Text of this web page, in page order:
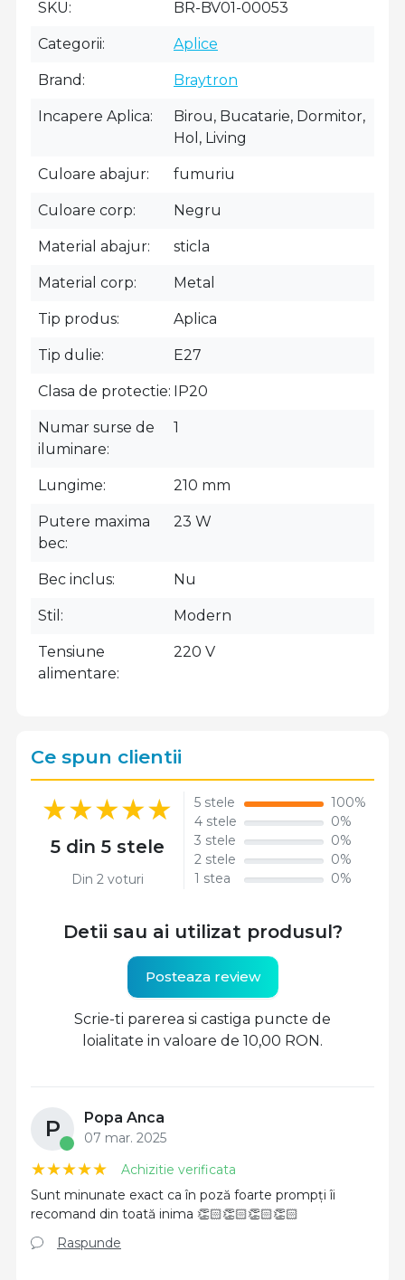
SKU BR-BV01-00053
Categorii Aplice
Brand Braytron
Incapere Aplica
Birou, Bucatarie, Dormitor,
Hol, Living
Culoare abajur fumuriu
Culoare corp Negru
Material abajur sticla
Material corp Metal
Tip produs Aplica
Tip dulie E27
Clasa de protectie IP20
Numar surse de
iluminare
1
Lungime 210 mm
Putere maxima
bec
23 W
Bec inclus Nu
Stil Modern
Tensiune
alimentare
220 V
Ce spun clientii
5 din 5 stele
Din 2 voturi
5 stele
100%
4 stele
0%
3 stele
0%
2 stele
0%
1 stea
0%
Detii sau ai utilizat produsul?
Posteaza review
Scrie-ti parerea si castiga puncte de
loialitate in valoare de 10,00 RON.
P Popa Anca
07 mar. 2025
Achizitie verificata
Sunt minunate exact ca în poză foarte prompți îi
recomand din toată inima 👏🏻👏🏻👏🏻👏🏻
Raspunde